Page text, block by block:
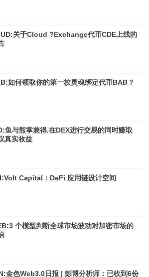
关于Cloud ?Exchange代币CDE上线的
如何领取你的第一枚灵魂绑定代币BAB？
鱼与熊掌兼得,在DEX进行交易的同时赚取
真实收益
Capital：DeFi 应用链设计空间
个模型判断全球市场波动对加密市场的
金色Web3.0日报 | 彭博分析师：已收到6份